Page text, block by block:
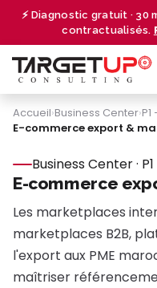
⚡ Diagnostic gratuit ·
contractualisés.
Se rendre au contenu
Accueil›Business Center›
E-commerce export &
Business Center ·
E-commerce
Les marketplaces
marketplaces B2B,
l'export aux PME
maîtriser